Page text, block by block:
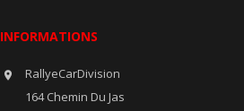
INFORMATIONS

RallyeCarDivision
164 Chemin Du Jas